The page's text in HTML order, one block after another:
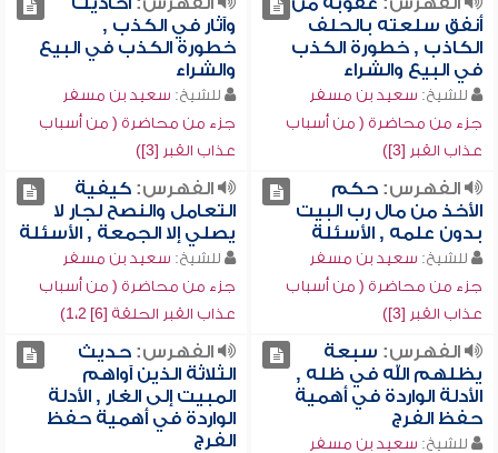
أنفق سلعته بالحلف
الكاذب , خطورة الكذب
في البيع والشراء
للشيخ: سعيد بن مسفر
جزء من محاضرة ( من أسباب
عذاب القبر [3])
وآثار في الكذب ,
خطورة الكذب في البيع
والشراء
للشيخ: سعيد بن مسفر
جزء من محاضرة ( من أسباب
عذاب القبر [3])
الفهرس:حكم
الأخذ من مال رب البيت
بدون علمه , الأسئلة
للشيخ: سعيد بن مسفر
جزء من محاضرة ( من أسباب
عذاب القبر [3])
الفهرس:كيفية
التعامل والنصح لجار لا
يصلي إلا الجمعة , الأسئلة
للشيخ: سعيد بن مسفر
جزء من محاضرة ( من أسباب
عذاب القبر الحلقة [6] 1،2)
الفهرس: سبعة
يظلهم الله في ظله ,
الأدلة الواردة في أهمية
حفظ الفرج
للشيخ: سعيد بن مسفر
الفهرس:حديث
الثلاثة الذين آواهم
المبيت إلى الغار , الأدلة
الواردة في أهمية حفظ
الفرج